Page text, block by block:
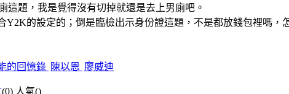
這題，我是覺得沒有切掉就還是去上男廁吧。
Y2K的設定的；倒是臨檢出示身份證這題，不是都放錢包裡嗎，
的回憶錄 陳以恩 廖威迪
(0) 人氣()